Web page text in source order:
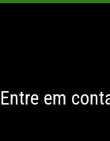
Entre em